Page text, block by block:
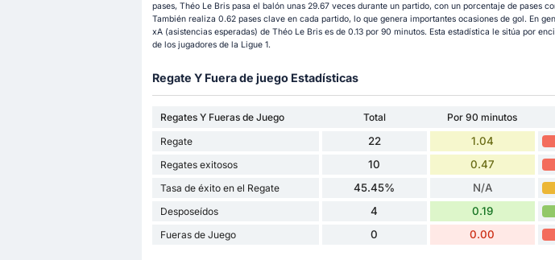
pases, Théo Le Bris pasa el balón unas 29.67 veces durante un partido, con un porcentaje de pases
También realiza 0.62 pases clave en cada partido, lo que genera importantes ocasiones de gol. En
xA (asistencias esperadas) de Théo Le Bris es de 0.13 por 90 minutos. Esta estadística le sitúa por
de los jugadores de la Ligue 1.
Regate Y Fuera de juego Estadísticas
Regates Y Fueras de Juego Total Por 90 minutos
Regate
22 1.04
Regates exitosos 10 0.47
Tasa de éxito en el Regate 45.45% N/A
Desposeídos 4 0.19
Fueras de Juego 0 0.00